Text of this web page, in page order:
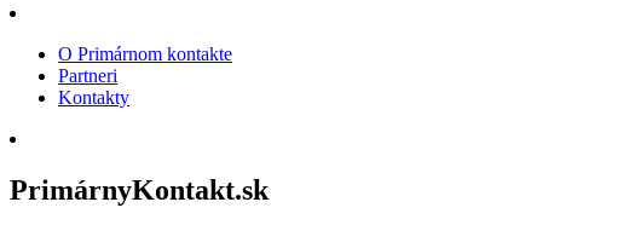
O Primárnom kontakte
Partneri
Kontakty
PrimárnyKontakt.sk